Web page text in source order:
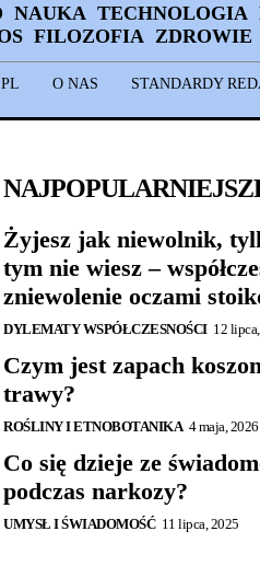
NAUKA TECHNOLOGIA
FILOZOFIA ZDROWIE
O NAS STANDARDY
Żyjesz jak niewolnik,
tym nie wiesz –
zniewolenie oczami
DYLEMATY WSPÓŁCZESNOŚCI 12
Czym jest zapach
trawy?
ROŚLINY I ETNOBOTANIKA 4 maja, 2026
Co się dzieje ze
podczas narkozy?
UMYSŁ I ŚWIADOMOŚĆ 11 lipca, 2025